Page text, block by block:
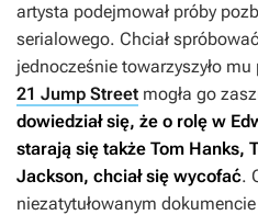
artysta podejmował próby
serialowego. Chciał
jednocześnie towarzyszyło
21 Jump Street mogła go
dowiedział się, że o rolę w
starają się także Tom Hanks,
Jackson, chciał się wycofać.
niezatytułowanym